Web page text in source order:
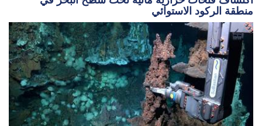
منطقة الركود الاستوائي